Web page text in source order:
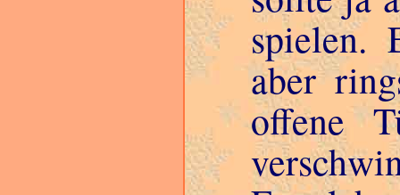
spielen.
aber
offene